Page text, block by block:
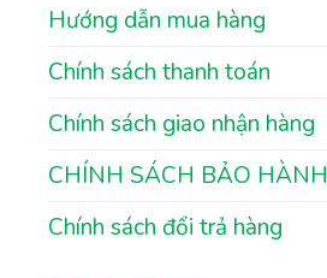
Hướng dẫn mua hàng
Chính sách thanh toán
Chính sách giao nhận hàng
CHÍNH SÁCH BẢO HÀNH
Chính sách đổi trả hàng